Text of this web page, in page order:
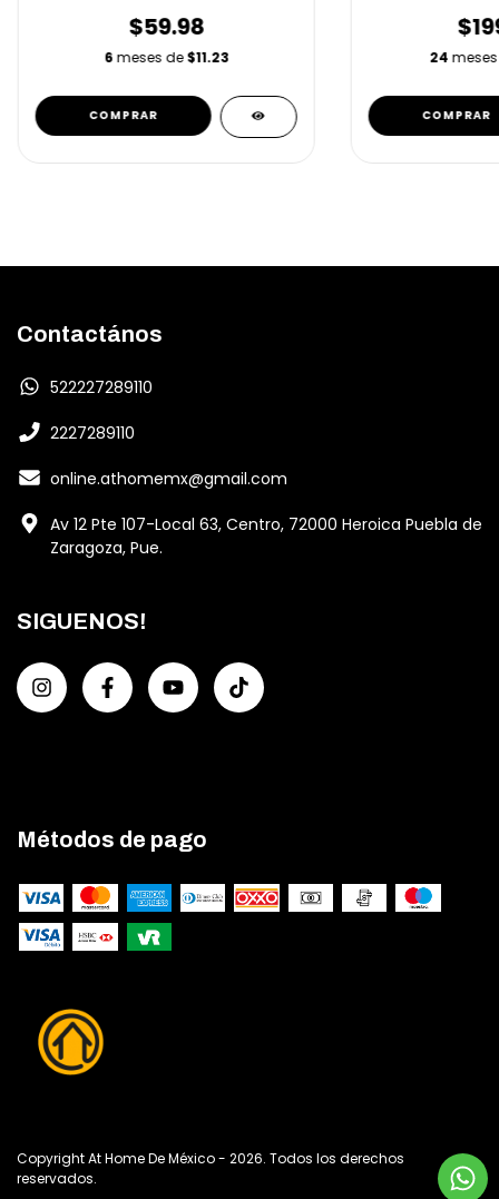
$59.98
6 meses de$11.23 24
Contactános
522227289110
2227289110
online.athomemx@gmail.com
Av 12 Pte 107-Local 63, Centro, 72000 Heroica Puebla de
Zaragoza, Pue.
SIGUENOS!
Métodos de pago
Copyright At Home De México - 2026. Todos los derechos
reservados.